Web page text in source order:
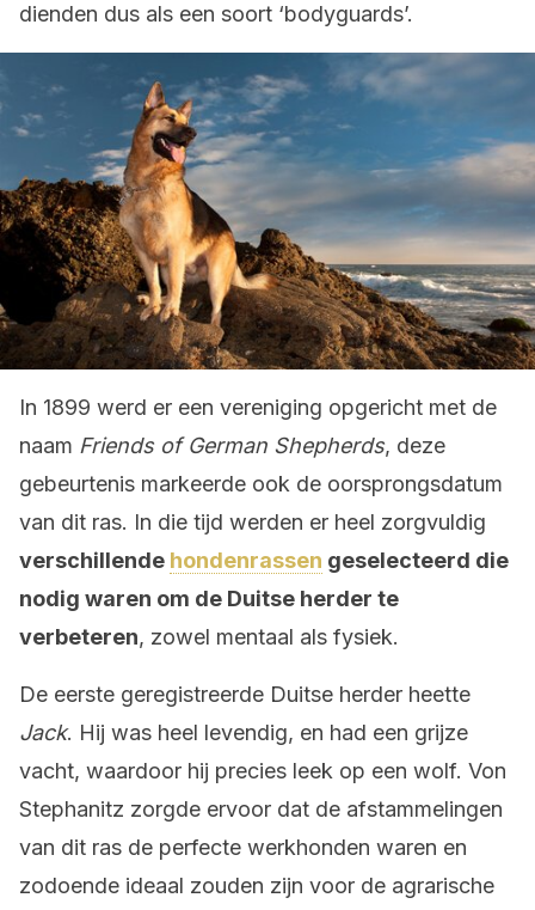
dienden dus als een soort ‘bodyguards’.
In 1899 werd er een vereniging opgericht met de
naam Friends of German Shepherds, deze
gebeurtenis markeerde ook de oorsprongsdatum
van dit ras. In die tijd werden er heel zorgvuldig
verschillende hondenrassen geselecteerd die
nodig waren om de Duitse herder te
verbeteren, zowel mentaal als fysiek.
De eerste geregistreerde Duitse herder heette
Jack. Hij was heel levendig, en had een grijze
vacht, waardoor hij precies leek op een wolf. Von
Stephanitz zorgde ervoor dat de afstammelingen
van dit ras de perfecte werkhonden waren en
zodoende ideaal zouden zijn voor de agrarische